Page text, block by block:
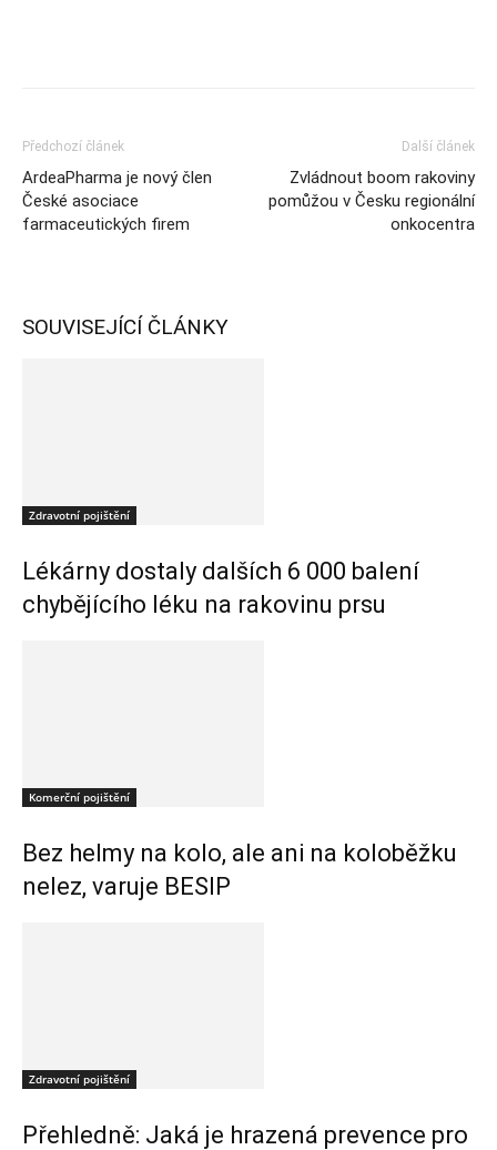
Předchozí článek
ArdeaPharma je nový člen
České asociace
farmaceutických firem
Další článek
Zvládnout boom rakoviny
pomůžou v Česku regionální
onkocentra
SOUVISEJÍCÍ ČLÁNKY
Zdravotní pojištění
Lékárny dostaly dalších 6 000 balení
chybějícího léku na rakovinu prsu
Komerční pojištění
Bez helmy na kolo, ale ani na koloběžku
nelez, varuje BESIP
Zdravotní pojištění
Přehledně: Jaká je hrazená prevence pro